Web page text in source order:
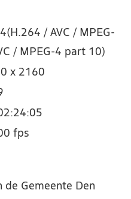
/ AVC / MPEG-
/ MPEG-4 part 10)
x 2160
fps
de Gemeente Den